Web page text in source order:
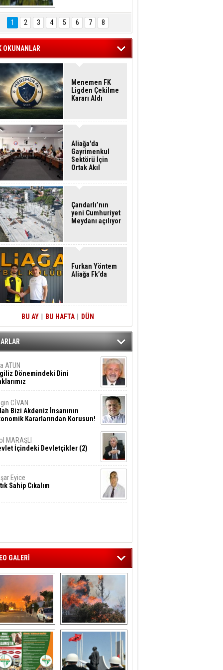
Hasan Eser'in
Objektifinden
1 2 3 4 5 6 7 8
OKUNANLAR
Menemen FK
Ligden Çekilme
Kararı Aldı
Aliağa'da
Gayrimenkul
Sektörü İçin
Ortak Akıl
Çandarlı’nın
yeni Cumhuriyet
Meydanı açılıyor
Furkan Yöntem
Aliağa Fk’da
BU AY BU HAFTA DÜN
ATUN
Dönemindeki Dini
CİVAN
Bizi Akdeniz İnsanının
Kararlarından Korusun!
MARAŞLI
İçindeki Devletçikler (2)
Eyice
Sahip Cıkalım
GALERİ
‘da  otluk
alanda çıkan
yangın evlere
sıçramadan
söndürüldü
Aliağa'nın Ciğerleri